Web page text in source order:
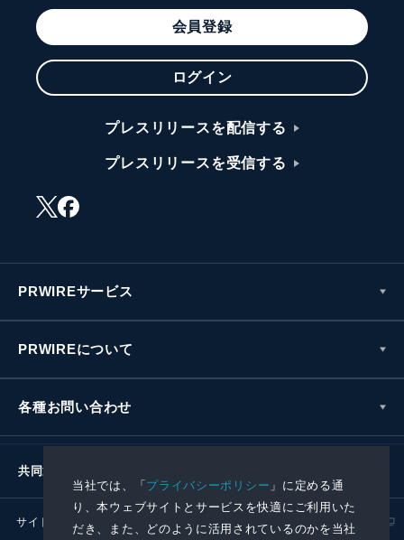
当社では、「プライバシーポリシー 」に定める通
り、本ウェブサイトとサービスを快適にご利用いた
だき、また、どのように活用されているのかを当社
会員登録
ログイン
プレスリリースを配信する
プレスリリースを受信する
PRWIREサービス
PRWIREについて
各種お問い合わせ
共同通信社グループ
サイトポリシー プライバシーポリシー